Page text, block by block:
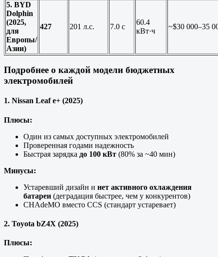
5. BYD
Dolphin
(2025,
для
Европы/
Азии)
427 201 л.с. 7.0 с
60.4
кВт·ч
~$30 000–35
Подробнее о каждой модели бюджетных
электромобилей
1. Nissan Leaf e+ (2025)
Плюсы:
Один из самых доступных электромобилей
Проверенная годами надежность
Быстрая зарядка до 100 кВт (80% за ~40 мин)
Минусы:
Устаревший дизайн и нет активного охлаждения
батареи (деградация быстрее, чем у конкурентов)
CHAdeMO вместо CCS (стандарт устаревает)
2. Toyota bZ4X (2025)
Плюсы: